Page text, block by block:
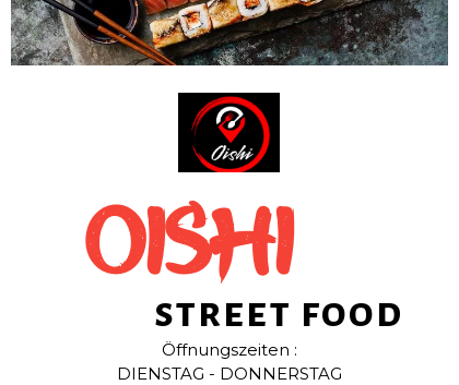
Öffnungszeiten :
DIENSTAG - DONNERSTAG
OISHI
street food